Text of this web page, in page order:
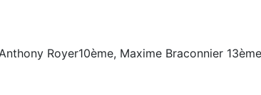
Royer10ème, Maxime Braconnier